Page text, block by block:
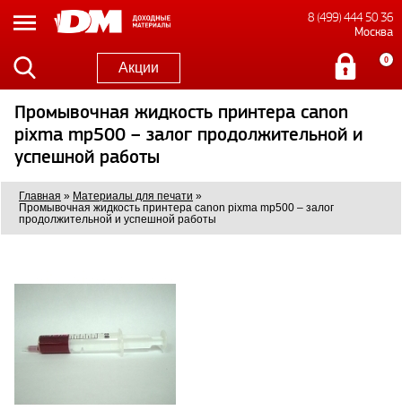
8 (499) 444 50 36
Москва
Акции 0
Промывочная жидкость принтера canon
pixma mp500 – залог продолжительной и
успешной работы
Главная » Материалы для печати »
Промывочная жидкость принтера canon pixma mp500 – залог
продолжительной и успешной работы